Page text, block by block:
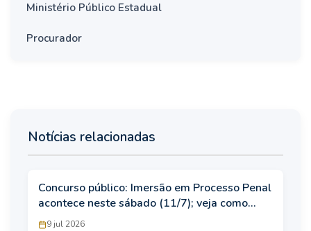
Ministério Público Estadual
Procurador
Notícias relacionadas
Concurso público: Imersão em Processo Penal
acontece neste sábado (11/7); veja como
participar
9 jul 2026